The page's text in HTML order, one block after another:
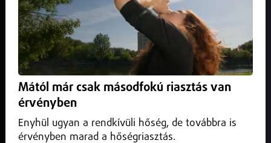
Csaló klímaszerelőkre
figyelmeztetnek Debrecenben
2026. július 06.Debrecen
A tapasztalatok szerint a túl kedvező árak és a teljes előleg
anyagi kárral is járhat.
Mától már csak másodfokú riasztás van
érvényben
Enyhül ugyan a rendkívüli hőség, de továbbra is
érvényben marad a hőségriasztás.